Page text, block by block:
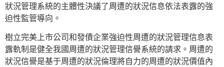
狀況管理系統的主體性決議了周遭的狀況信息依法表露的強
迫性監管導向。
樹立完美上市公司和發債企業強迫性周遭的狀況管理信息表
露軌制是健全我國周遭的狀況管理信譽系統的請求。周遭的
狀況信譽是基于周遭的狀況倫理將自力的周遭的狀況價值內